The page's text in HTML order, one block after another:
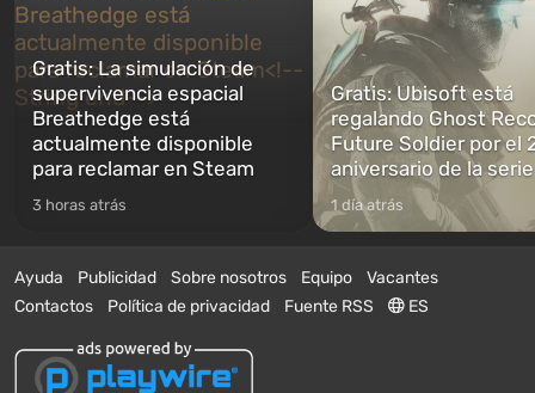
Gratis: La simulación de
supervivencia espacial
Breathedge está
actualmente disponible
para reclamar en Steam
3 horas atrás
Gratis: Ubisoft está
regalando Ghost
Future Soldier por el
aniversario de la serie
1 día atrás
Ayuda Publicidad Sobre nosotros Equipo
Vacantes
Contactos
Política de privacidad Fuente RSS ES